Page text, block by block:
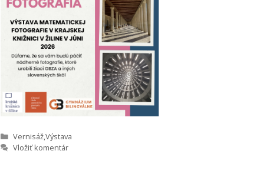
Kategórie
Vernisáž,Výstava
Vložiť komentár